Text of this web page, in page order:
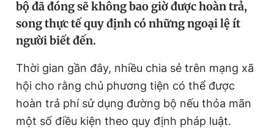
Video
Sản phẩm khác
Tiện ích Bạn cần biết
bộ đã đóng sẽ không bao giờ được hoàn trả,
song thực tế quy định có những ngoại lệ ít
người biết đến.
Thời gian gần đây, nhiều chia sẻ trên mạng xã
hội cho rằng chủ phương tiện có thể được
hoàn trả phí sử dụng đường bộ nếu thỏa mãn
một số điều kiện theo quy định pháp luật.